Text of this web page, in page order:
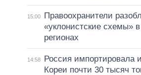
15:00
Правоохранители
«уклонистские схемы» в
регионах
14:58
Россия импортировала
Кореи почти 30 тысяч